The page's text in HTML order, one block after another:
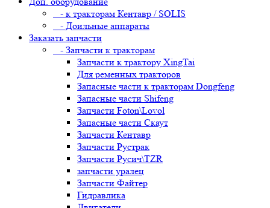
- к тракторам Кентавр / SOLIS
- Доильные аппараты
Заказать запчасти
- Запчасти к тракторам
Запчасти к трактору XingTai
Для ременных тракторов
Запасные части к тракторам Dongfeng
Запасные части Shifeng
Запчасти Foton\Lovol
Запасные части Скаут
Запчасти Кентавр
Запчасти Рустрак
Запчасти Русич\TZR
запчасти уралец
Запчасти Файтер
Гидравлика